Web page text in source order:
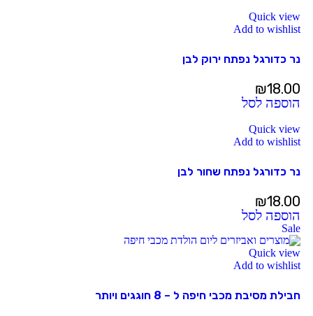
Quick view
Add to wishlist
נר כדורגל נפתח ירוק לבן
₪18.00
הוספה לסל
Quick view
Add to wishlist
נר כדורגל נפתח שחור לבן
₪18.00
הוספה לסל
Sale
Quick view
Add to wishlist
חבילת מסיבת מכבי חיפה ל – 8 חוגגים ויותר